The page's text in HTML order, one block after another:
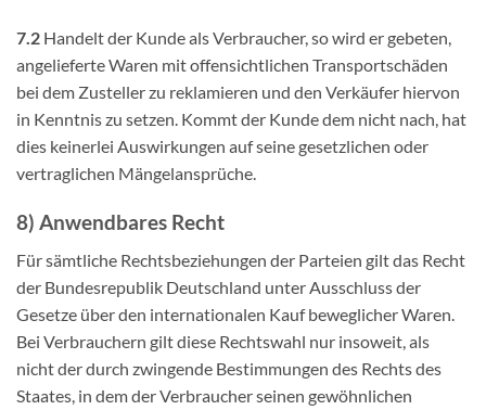
7.2 Handelt der Kunde als Verbraucher, so wird er gebeten,
angelieferte Waren mit offensichtlichen Transportschäden
bei dem Zusteller zu reklamieren und den Verkäufer hiervon
in Kenntnis zu setzen. Kommt der Kunde dem nicht nach, hat
dies keinerlei Auswirkungen auf seine gesetzlichen oder
vertraglichen Mängelansprüche.
8) Anwendbares Recht
Für sämtliche Rechtsbeziehungen der Parteien gilt das Recht
der Bundesrepublik Deutschland unter Ausschluss der
Gesetze über den internationalen Kauf beweglicher Waren.
Bei Verbrauchern gilt diese Rechtswahl nur insoweit, als
nicht der durch zwingende Bestimmungen des Rechts des
Staates, in dem der Verbraucher seinen gewöhnlichen